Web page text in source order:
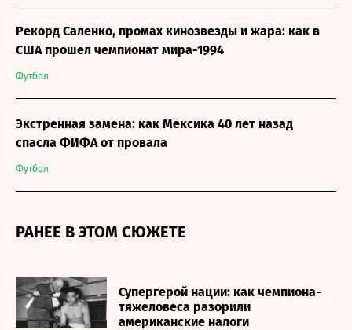
Футбол
Рекорд Саленко, промах кинозвезды и жара: как в
США прошел чемпионат мира-1994
Футбол
Экстренная замена: как Мексика 40 лет назад
спасла ФИФА от провала
РАНЕЕ В ЭТОМ СЮЖЕТЕ
Супергерой нации: как чемпиона-
тяжеловеса разорили
американские налоги